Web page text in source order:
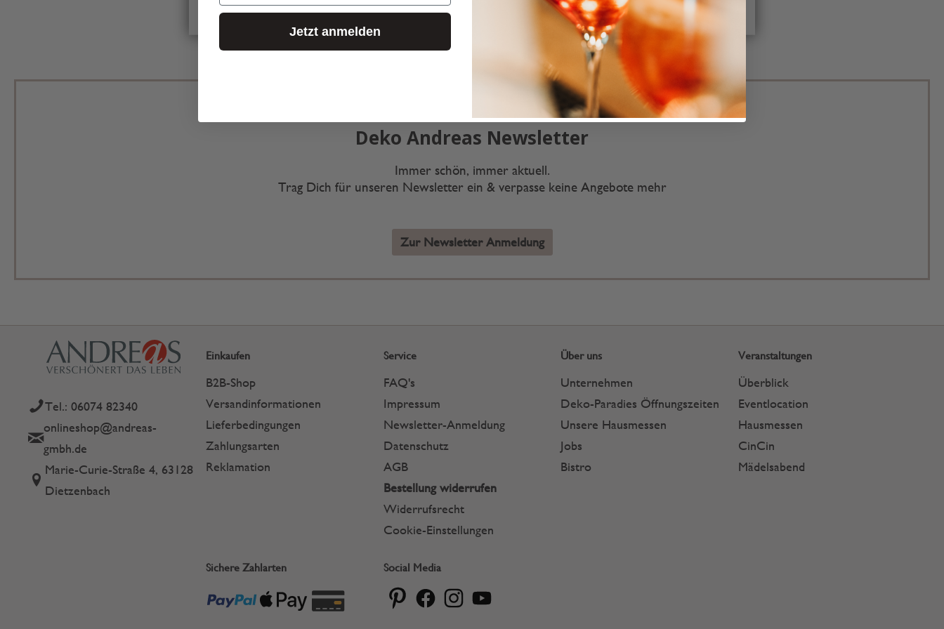
Deko Andreas Newsletter
Immer schön, immer aktuell.
Trag Dich für unseren Newsletter ein & verpasse keine Angebote mehr
Zur Newsletter Anmeldung
Tel.: 06074 82340
onlineshop@andreas-
gmbh.de
Marie-Curie-Straße 4, 63128
Dietzenbach
Einkaufen
B2B-Shop
Versandinformationen
Lieferbedingungen
Zahlungsarten
Reklamation
Service
FAQ's
Impressum
Newsletter-Anmeldung
Datenschutz
AGB
Bestellung widerrufen
Widerrufsrecht
Cookie-Einstellungen
Über uns
Unternehmen
Deko-Paradies Öffnungszeiten
Unsere Hausmessen
Jobs
Bistro
Veranstaltungen
Überblick
Eventlocation
Hausmessen
CinCin
Mädelsabend
Sichere Zahlarten Social Media
Jetzt anmelden